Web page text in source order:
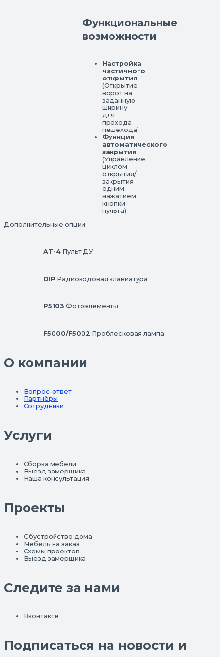
Функциональные
возможности
Настройка
частичного
открытия
(Открытие
ворот на
заданную
ширину
для
прохода
пешехода)
Функция
автоматического
закрытия
(Управление
циклом
открытия/
закрытия
одним
нажатием
кнопки
пульта)
Дополнительные опции
AT-4 Пульт ДУ
DIP Радиокодовая клавиатура
P5103 Фотоэлементы
F5000/F5002 Проблесковая лампа
О компании
Вопрос-ответ
Партнёры
Сотрудники
Услуги
Сборка мебели
Выезд замерщика
Наша консультация
Проекты
Обустройство дома
Мебель на заказ
Схемы проектов
Выезд замерщика
Следите за нами
Вконтакте
Подписаться на новости и